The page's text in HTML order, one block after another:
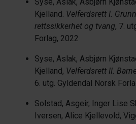
Kjelland. Velferdsrett I.
rettssikkerhet og tvang, 7.
Forlag, 2022
Syse, Aslak, Asbjørn
Kjelland, Velferdsrett II.
6. utg. Gyldendal Norsk
Solstad, Asgeir, Inger Lise
Iversen, Alice Kjellevold,